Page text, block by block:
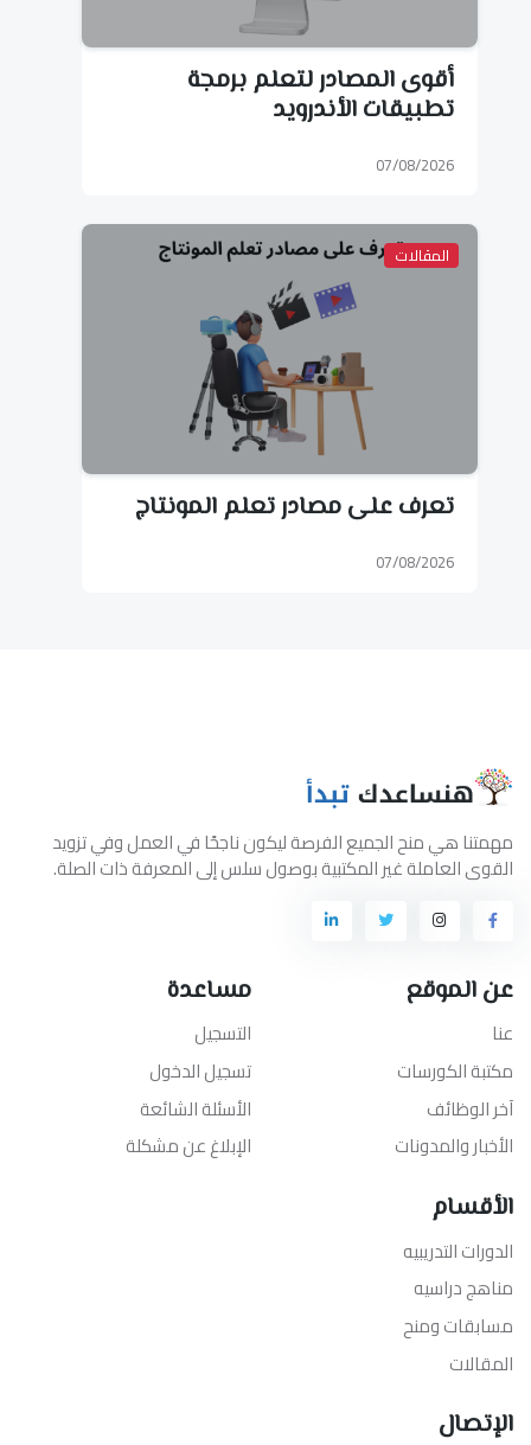
أقوى المصادر لتعلم برمجة
تطبيقات الأندرويد
07/08/2026
المقالات
تعرف على مصادر تعلم المونتاج
07/08/2026
مهمتنا هي منح الجميع الفرصة ليكون ناجحًا في العمل وفي تزويد
القوى العاملة غير المكتبية بوصول سلس إلى المعرفة ذات الصلة.
عن الموقع
عنا
مكتبة الكورسات
آخر الوظائف
الأخبار والمدونات
مساعدة
التسجيل
تسجيل الدخول
الأسئلة الشائعة
الإبلاغ عن مشكلة
الأقسام
الدورات التدريبيه
مناهج دراسيه
مسابقات ومنح
المقالات
الإتصال